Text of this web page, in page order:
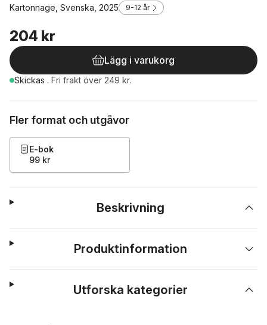
Kartonnage, Svenska, 2025
9-12 år
204 kr
Lägg i varukorg
Skickas . Fri frakt över 249 kr.
Fler format och utgåvor
E-bok
99 kr
Beskrivning
Produktinformation
Utforska kategorier